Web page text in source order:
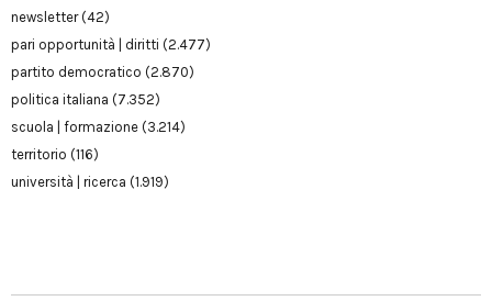
newsletter(42)
pari opportunità | diritti (2.477)
partito democratico (2.870)
politica italiana (7.352)
scuola | formazione (3.214)
territorio (116)
università | ricerca (1.919)